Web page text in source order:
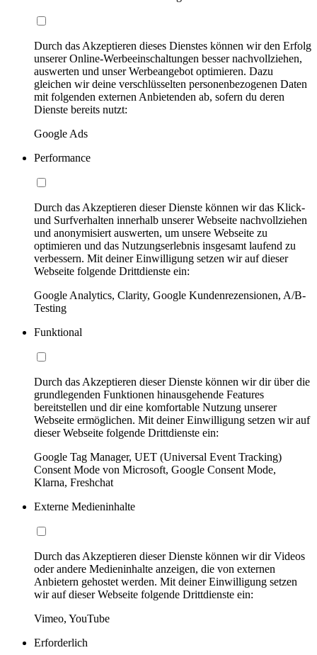
Durch das Akzeptieren dieses Dienstes können wir den Erfolg
unserer Online-Werbeeinschaltungen besser nachvollziehen,
auswerten und unser Werbeangebot optimieren. Dazu
gleichen wir deine verschlüsselten personenbezogenen Daten
mit folgenden externen Anbietenden ab, sofern du deren
Dienste bereits nutzt:
Google Ads
Performance
Durch das Akzeptieren dieser Dienste können wir das Klick-
und Surfverhalten innerhalb unserer Webseite nachvollziehen
und anonymisiert auswerten, um unsere Webseite zu
optimieren und das Nutzungserlebnis insgesamt laufend zu
verbessern. Mit deiner Einwilligung setzen wir auf dieser
Webseite folgende Drittdienste ein:
Google Analytics, Clarity, Google Kundenrezensionen, A/B-
Testing
Funktional
Durch das Akzeptieren dieser Dienste können wir dir über die
grundlegenden Funktionen hinausgehende Features
bereitstellen und dir eine komfortable Nutzung unserer
Webseite ermöglichen. Mit deiner Einwilligung setzen wir auf
dieser Webseite folgende Drittdienste ein:
Google Tag Manager, UET (Universal Event Tracking)
Consent Mode von Microsoft, Google Consent Mode,
Klarna, Freshchat
Externe Medieninhalte
Durch das Akzeptieren dieser Dienste können wir dir Videos
oder andere Medieninhalte anzeigen, die von externen
Anbietern gehostet werden. Mit deiner Einwilligung setzen
wir auf dieser Webseite folgende Drittdienste ein:
Vimeo, YouTube
Erforderlich